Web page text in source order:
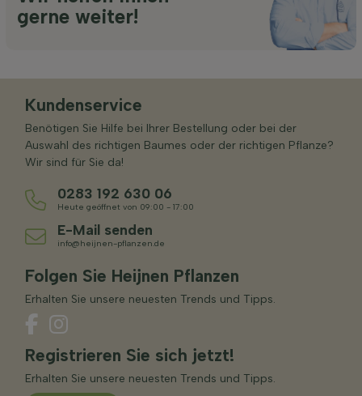
gerne weiter!
Kundenservice
Benötigen Sie Hilfe bei Ihrer Bestellung oder bei der
Auswahl des richtigen Baumes oder der richtigen Pflanze?
Wir sind für Sie da!
0283 192 630 06
Heute geöffnet von 09:00 - 17:00
E-Mail senden
info@heijnen-pflanzen.de
Folgen Sie Heijnen Pflanzen
Erhalten Sie unsere neuesten Trends und Tipps.
Registrieren Sie sich jetzt!
Erhalten Sie unsere neuesten Trends und Tipps.